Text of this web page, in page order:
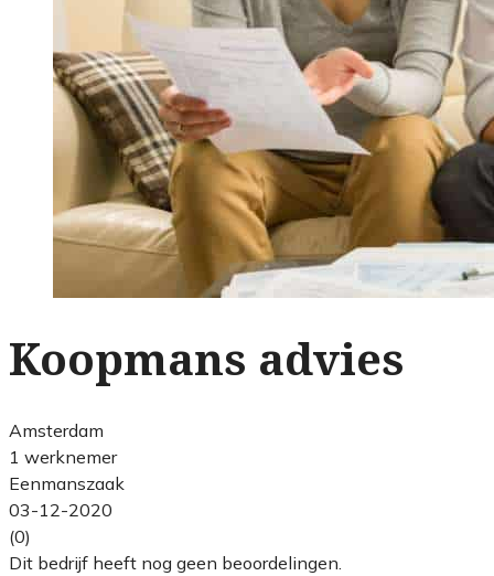
Koopmans advies
Amsterdam
1 werknemer
Eenmanszaak
03-12-2020
(0)
Dit bedrijf heeft nog geen beoordelingen.